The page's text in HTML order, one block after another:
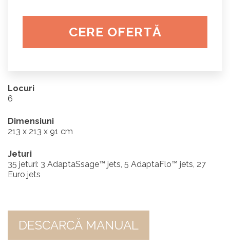
CERE OFERTĂ
Locuri
6
Dimensiuni
213 x 213 x 91 cm
Jeturi
35 jeturi: 3 AdaptaSsage™ jets, 5 AdaptaFlo™ jets, 27
Euro jets
DESCARCĂ MANUAL